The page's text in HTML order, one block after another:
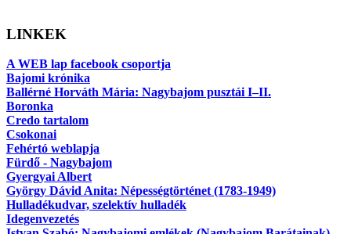
LINKEK
A WEB lap facebook csoportja
Bajomi krónika
Ballérné Horváth Mária: Nagybajom pusztái I–II.
Boronka
Credo tartalom
Csokonai
Fehértó weblapja
Fürdő - Nagybajom
Gyergyai Albert
György Dávid Anita: Népességtörténet (1783-1949)
Hulladékudvar, szelektív hulladék
Idegenvezetés